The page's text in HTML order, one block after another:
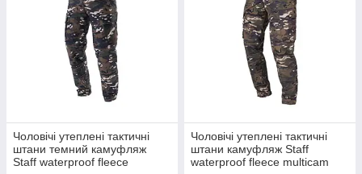
Чоловічі утеплені тактичні
штани темний камуфляж
Staff waterproof fleece
Чоловічі утеплені тактичні
штани камуфляж Staff
waterproof fleece multicam